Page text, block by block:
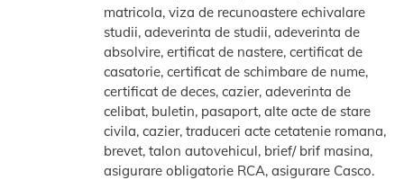
matricola, viza de recunoastere echivalare
studii, adeverinta de studii, adeverinta de
absolvire, ertificat de nastere, certificat de
casatorie, certificat de schimbare de nume,
certificat de deces, cazier, adeverinta de
celibat, buletin, pasaport, alte acte de stare
civila, cazier, traduceri acte cetatenie romana,
brevet, talon autovehicul, brief/ brif masina,
asigurare obligatorie RCA, asigurare Casco.